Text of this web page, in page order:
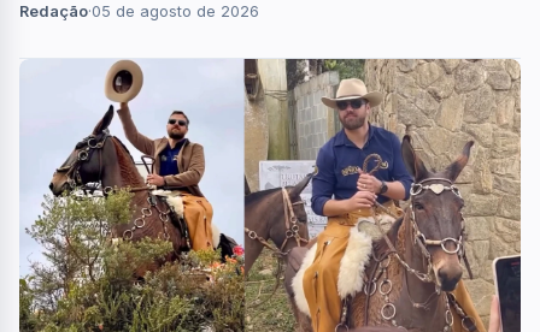
Redação·05 de agosto de 2026